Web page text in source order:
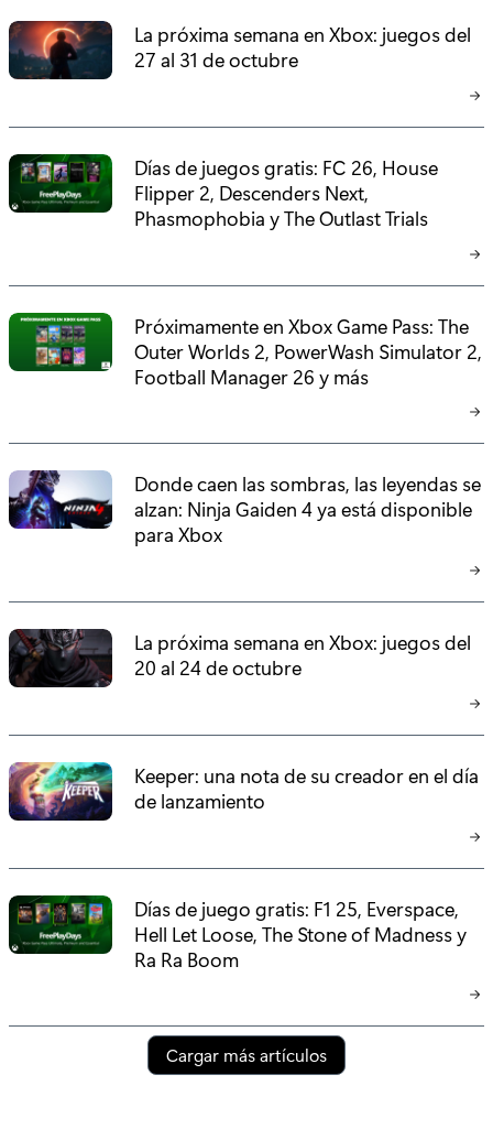
La próxima semana en Xbox: juegos del
27 al 31 de octubre
Días de juegos gratis: FC 26, House
Flipper 2, Descenders Next,
Phasmophobia y The Outlast Trials
Próximamente en Xbox Game Pass: The
Outer Worlds 2, PowerWash Simulator 2,
Football Manager 26 y más
Donde caen las sombras, las leyendas se
alzan: Ninja Gaiden 4 ya está disponible
para Xbox
La próxima semana en Xbox: juegos del
20 al 24 de octubre
Keeper: una nota de su creador en el día
de lanzamiento
Días de juego gratis: F1 25, Everspace,
Hell Let Loose, The Stone of Madness y
Ra Ra Boom
Cargar más artículos